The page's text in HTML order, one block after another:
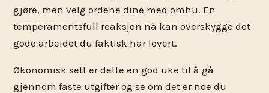
gjøre, men velg ordene dine med omhu. En
temperamentsfull reaksjon nå kan overskygge det
gode arbeidet du faktisk har levert.
Økonomisk sett er dette en god uke til å gå
gjennom faste utgifter og se om det er noe du